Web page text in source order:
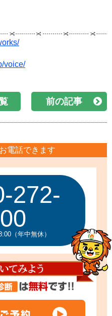
voice/
前の記事
電話できます
272-
（年中無休）